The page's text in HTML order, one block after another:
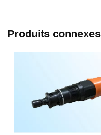
Produits connexes